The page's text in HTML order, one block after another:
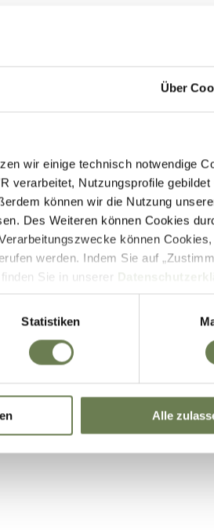
Über
wir einige technisch notwendige
verarbeitet, Nutzungsprofile gebildet
können wir die Nutzung
Des Weiteren können Cookies
können
werden. Indem Sie auf
Sie in unserer
außerhalb des EWR
Dienst keine Zertifizierung nach
zu Kontroll- und
durchsetzbar sein
Statistiken
Alle
E-Bike Akkus & Ladegeräte